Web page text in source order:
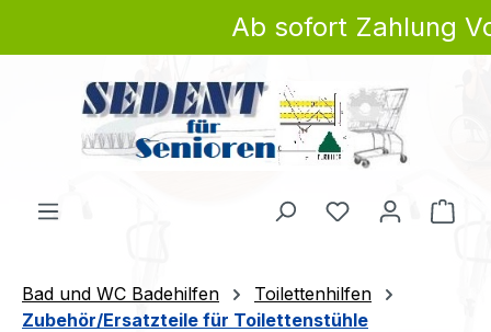
Ab sofort Zahlung
Du hast 0
Bad und WC Badehilfen
Toilettenhilfen
Zubehör/Ersatzteile für Toilettenstühle